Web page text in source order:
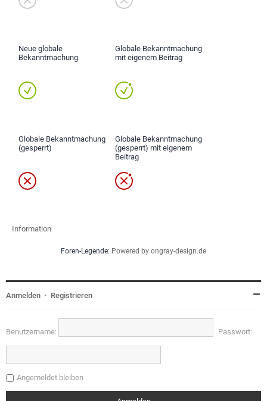
Neue globale
Bekanntmachung
Globale Bekanntmachung
mit eigenem Beitrag
Globale Bekanntmachung
(gesperrt)
Globale Bekanntmachung
(gesperrt) mit eigenem
Beitrag
Information
Foren-Legende: Powered by ongray-design.de
Anmelden • Registrieren
Benutzername: Passwort:
Angemeldet bleiben